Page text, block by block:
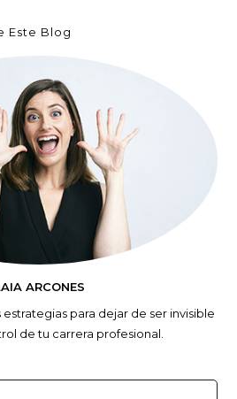
Este Blog
ARCONES
para dejar de ser invisible
de tu carrera profesional.